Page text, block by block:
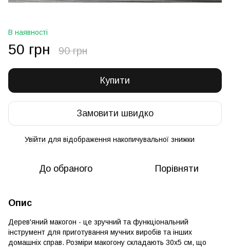
В наявності
50 грн 90 грн
Купити
Замовити швидко
Увійти для відображення накопичувальної знижки
До обраного Порівняти
Опис
Дерев'яний макогон - це зручний та функціональний
інструмент для приготування мучних виробів та інших
домашніх справ. Розміри макогону складають 30х5 см, що